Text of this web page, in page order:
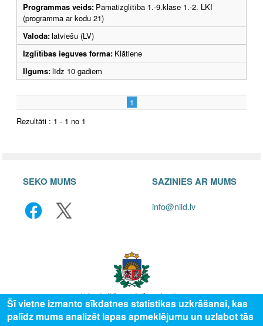
Programmas veids: Pamatizglītība 1.-9.klase 1.-2. LKI
(programma ar kodu 21)
Valoda:latviešu (LV)
Izglītības ieguves forma: Klātiene
Ilgums:līdz 10 gadiem
1
Rezultāti : 1 - 1 no 1
SEKO MUMS SAZINIES AR MUMS
info@niid.lv
Šī vietne izmanto sīkdatnes statistikas uzkrāšanai, kas
palīdz mums analizēt lapas apmeklējumu un uzlabot tās